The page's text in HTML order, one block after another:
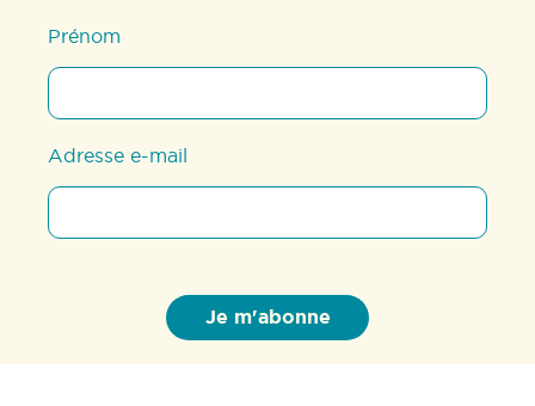
Prénom
Adresse e-mail